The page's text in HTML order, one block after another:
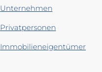
Unternehmen
Privatpersonen
Immobilieneigentümer